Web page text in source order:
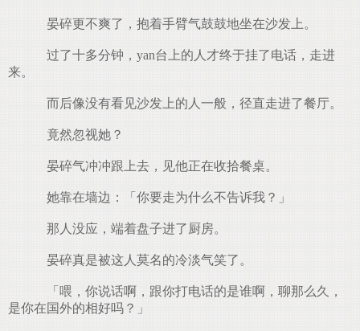
晏碎更不爽了，抱着手臂气鼓鼓地坐在沙发上。
过了十多分钟，yan台上的人才终于挂了电话，走进
来。
而后像没有看见沙发上的人一般，径直走进了餐厅。
竟然忽视她？
晏碎气冲冲跟上去，见他正在收拾餐桌。
她靠在墙边：「你要走为什么不告诉我？」
那人没应，端着盘子进了厨房。
晏碎真是被这人莫名的冷淡气笑了。
「喂，你说话啊，跟你打电话的是谁啊，聊那么久，
是你在国外的相好吗？」